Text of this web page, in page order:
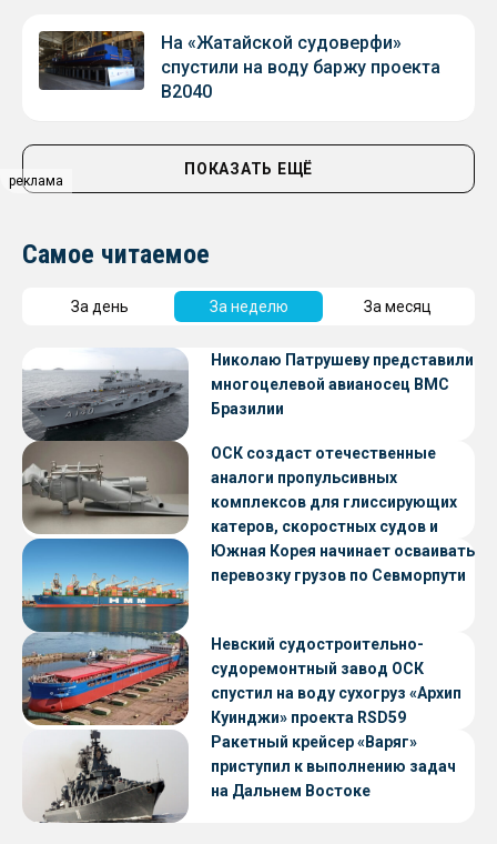
реклама
На «Жатайской судоверфи»
спустили на воду баржу проекта
В2040
ПОКАЗАТЬ ЕЩЁ
Самое читаемое
За день За неделю За месяц
Николаю Патрушеву представили
многоцелевой авианосец ВМС
Бразилии
ОСК создаст отечественные
аналоги пропульсивных
комплексов для глиссирующих
катеров, скоростных судов и
судов с малой осадкой
Южная Корея начинает осваивать
перевозку грузов по Севморпути
Невский судостроительно-
судоремонтный завод ОСК
спустил на воду сухогруз «Архип
Куинджи» проекта RSD59
Ракетный крейсер «Варяг»
приступил к выполнению задач
на Дальнем Востоке